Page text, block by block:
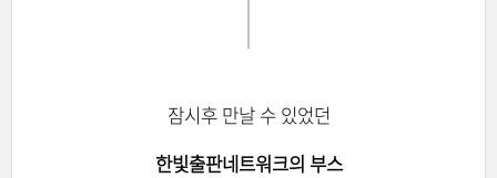
잠시후 만날 수 있었던
한빛출판네트워크의 부스